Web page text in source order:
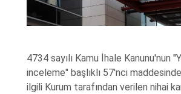
4734 sayılı Kamu İhale Kanunu'nun
inceleme" başlıklı 57'nci
ilgili Kurum tarafından verilen nihai